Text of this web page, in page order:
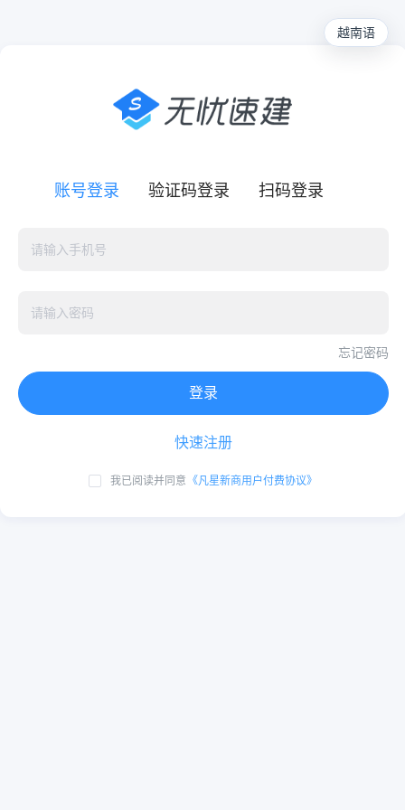
越南语
账号登录 验证码登录 扫码登录
忘记密码
登录
快速注册
我已阅读并同意 《凡星新商用户付费协议》